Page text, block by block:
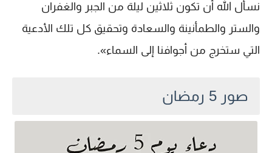
نسأل الله أن تكون ثلاثين ليلة من الجبر والغفران
والستر والطمأنينة والسعادة وتحقيق كل تلك الأدعية
التي ستخرج من أجوافنا إلى السماء».
صور 5 رمضان